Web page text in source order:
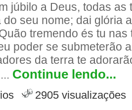
júbilo a Deus, todas as
do seu nome; dai glória
tremendo és tu nas
poder se submeterão
da terra te
Continue lendo...
2905 visualizações